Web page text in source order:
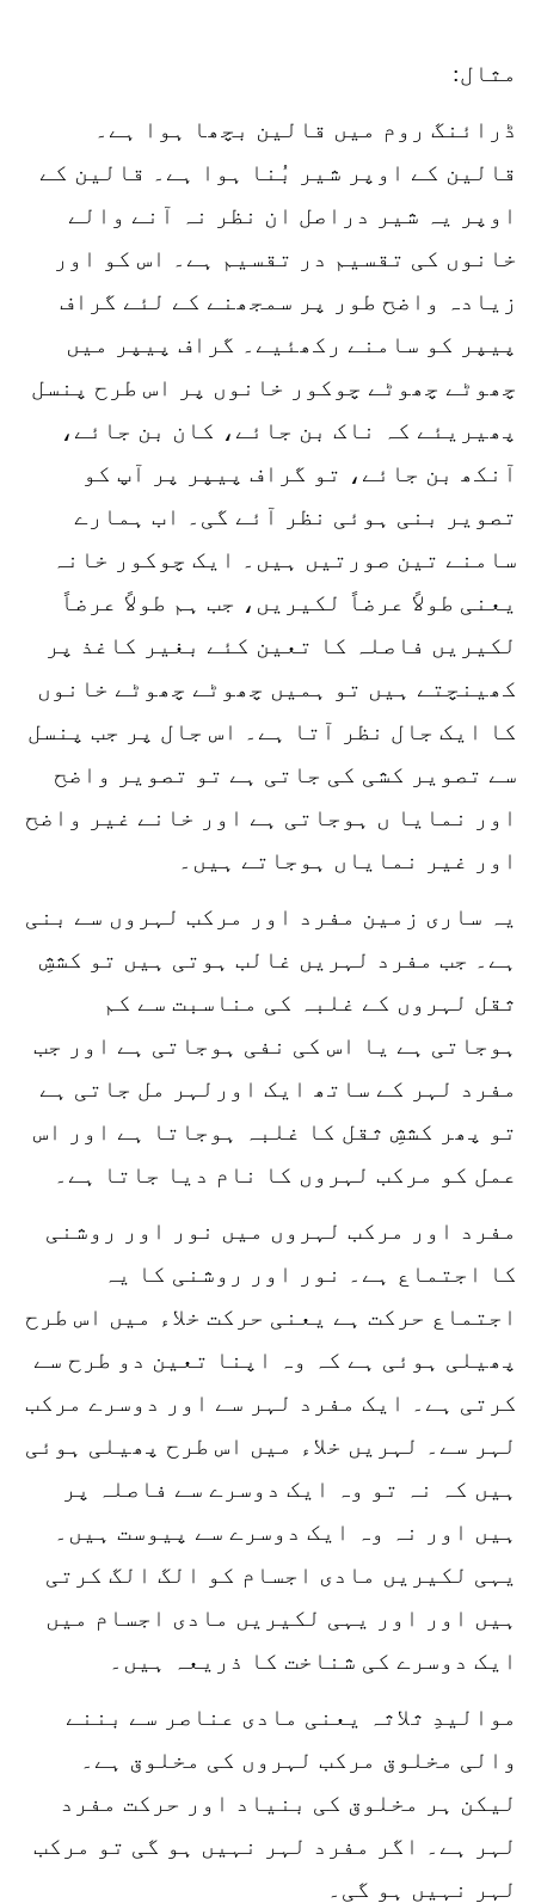
مثال:
ڈرائنگ روم میں قالین بچھا ہوا ہے۔
قالین کے اوپر شیر بُنا ہوا ہے۔ قالین کے
اوپر یہ شیر دراصل ان نظر نہ آنے والے
خانوں کی تقسیم در تقسیم ہے۔ اس کو اور
زیادہ واضح طور پر سمجھنے کے لئے گراف
پیپر کو سامنے رکھئیے۔ گراف پیپر میں
چھوٹے چھوٹے چوکور خانوں پر اس طرح پنسل
پھیریئے کہ ناک بن جائے، کان بن جائے،
آنکھ بن جائے، تو گراف پیپر پر آپ کو
تصویر بنی ہوئی نظر آئے گی۔ اب ہمارے
سامنے تین صورتیں ہیں۔ ایک چوکور خانہ
یعنی طولاً عرضاً لکیریں، جب ہم طولاً عرضاً
لکیریں فاصلہ کا تعین کئے بغیر کاغذ پر
کھینچتے ہیں تو ہمیں چھوٹے چھوٹے خانوں
کا ایک جال نظر آتا ہے۔ اس جال پر جب پنسل
سے تصویر کشی کی جاتی ہے تو تصویر واضح
اور نمایا ں ہوجاتی ہے اور خانے غیر واضح
اور غیر نمایاں ہوجاتے ہیں۔
یہ ساری زمین مفرد اور مرکب لہروں سے بنی
ہے۔ جب مفرد لہریں غالب ہوتی ہیں تو کششِ
ثقل لہروں کے غلبہ کی مناسبت سے کم
ہوجاتی ہے یا اس کی نفی ہوجاتی ہے اور جب
مفرد لہر کے ساتھ ایک اورلہر مل جاتی ہے
تو پھر کششِ ثقل کا غلبہ ہوجاتا ہے اور اس
عمل کو مرکب لہروں کا نام دیا جاتا ہے۔
مفرد اور مرکب لہروں میں نور اور روشنی
کا اجتماع ہے۔ نور اور روشنی کا یہ
اجتماع حرکت ہے یعنی حرکت خلاء میں اس طرح
پھیلی ہوئی ہے کہ وہ اپنا تعین دو طرح سے
کرتی ہے۔ ایک مفرد لہر سے اور دوسرے مرکب
لہر سے۔ لہریں خلاء میں اس طرح پھیلی ہوئی
ہیں کہ نہ تو وہ ایک دوسرے سے فاصلہ پر
ہیں اور نہ وہ ایک دوسرے سے پیوست ہیں۔
یہی لکیریں مادی اجسام کو الگ الگ کرتی
ہیں اور اور یہی لکیریں مادی اجسام میں
ایک دوسرے کی شناخت کا ذریعہ ہیں۔
موالیدِ ثلاثہ یعنی مادی عناصر سے بننے
والی مخلوق مرکب لہروں کی مخلوق ہے۔
لیکن ہر مخلوق کی بنیاد اور حرکت مفرد
لہر ہے۔ اگر مفرد لہر نہیں ہو گی تو مرکب
لہر نہیں ہو گی۔